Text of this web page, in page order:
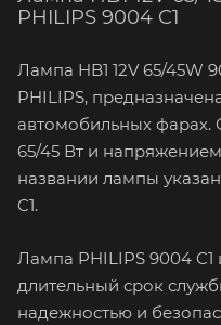
PHILIPS 9004 C1
Лампа HB1 12V 65/45W
PHILIPS,
автомобильных
65/45 Вт и
названии лампы
C1.
Лампа PHILIPS 9004
длительный срок
надежностью и